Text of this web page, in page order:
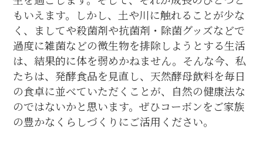
もいえます。しかし、土や川に触れることが少な
く、ましてや殺菌剤や抗菌剤・除菌グッズなどで
過度に雑菌などの微生物を排除しようとする生活
は、結果的に体を弱めかねません。そんな今、私
たちは、発酵食品を見直し、天然酵母飲料を毎日
の食卓に並べていただくことが、自然の健康法な
のではないかと思います。ぜひコーボンをご家族
の豊かなくらしづくりにご活用ください。